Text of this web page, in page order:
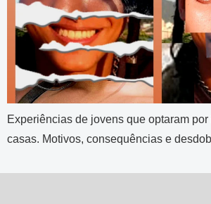
Experiências de jovens que optaram
casas. Motivos, consequências e